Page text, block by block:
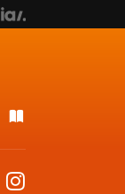
Facebook